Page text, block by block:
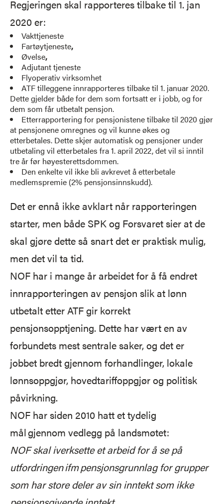
Regjeringen skal rapporteres tilbake til 1. jan
2020 er:
Vakttjeneste​
Fartøytjeneste,
Øvelse,
Adjutant tjeneste
Flyoperativvirksomhet
ATF tilleggene innrapporteres tilbake til 1. januar 2020.
Dette gjelder både for dem som fortsatt er i jobb, og for
dem som får utbetalt pensjon. ​
Etterrapportering for pensjonistene tilbake til 2020 gjør
at pensjonene omregnes og vil kunne økes og
etterbetales. Dette skjer automatisk og pensjoner under
utbetaling vil etterbetales fra 1. april 2022, det vil si inntil
tre år før høyesterettsdommen. ​
Den enkelte vil ikke bli avkrevet å etterbetale
medlemspremie (2% pensjonsinnskudd).​
Det er ennå ikke avklart når rapporteringen
starter, men både SPK og Forsvaret sier at de
skal gjøre dette så snart det er praktisk mulig,
men det vil ta tid.
NOF har i mange år arbeidet for å få endret
innrapporteringen av pensjon slik at lønn
utbetalt etter ATF gir korrekt
pensjonsopptjening. Dette har vært en av
forbundets mest sentrale saker, og det er
jobbet bredt gjennom forhandlinger, lokale
lønnsoppgjør, hovedtariffoppgjør og politisk
påvirkning.
NOF har siden 2010 hatt et tydelig
mål gjennom vedlegg på landsmøtet:
NOF skal iverksette et arbeid for å se på
utfordringen ifm pensjonsgrunnlag for grupper
som har store deler av sin inntekt som ikke